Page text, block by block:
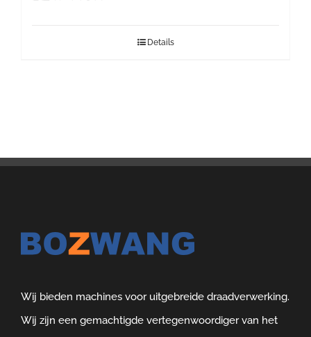
Details
Wij bieden machines voor uitgebreide draadverwerking.
Wij zijn een gemachtigde vertegenwoordiger van het